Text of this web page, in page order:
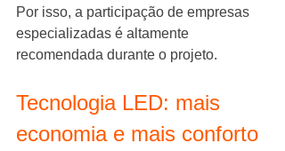
Por isso, a participação de empresas
especializadas é altamente
recomendada durante o projeto.
Tecnologia LED: mais
economia e mais conforto